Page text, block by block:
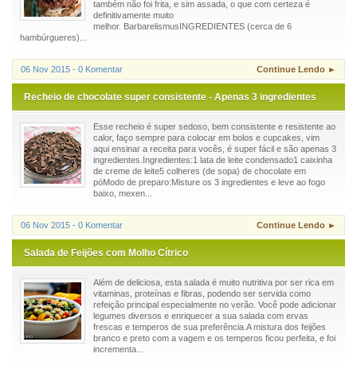
também não foi frita, e sim assada, o que com certeza é
definitivamente muito
melhor. BarbarelismusINGREDIENTES (cerca de 6
hambúrgueres)...
06 Nov 2015 - 0 Komentar Continue Lendo ►
Recheio de chocolate super consistente - Apenas 3 ingredientes
Esse recheio é super sedoso, bem consistente e resistente ao
calor, faço sempre para colocar em bolos e cupcakes, vim
aqui ensinar a receita para vocês, é super fácil e são apenas 3
ingredientes.Ingredientes:1 lata de leite condensado1 caixinha
de creme de leite5 colheres (de sopa) de chocolate em
póModo de preparo:Misture os 3 ingredientes e leve ao fogo
baixo, mexen...
06 Nov 2015 - 0 Komentar Continue Lendo ►
Salada de Feijões com Molho Cítrico
Além de deliciosa, esta salada é muito nutritiva por ser rica em
vitaminas, proteínas e fibras, podendo ser servida como
refeição principal especialmente no verão. Você pode adicionar
legumes diversos e enriquecer a sua salada com ervas
frescas e temperos de sua preferência.A mistura dos feijões
branco e preto com a vagem e os temperos ficou perfeita, e foi
incrementa...